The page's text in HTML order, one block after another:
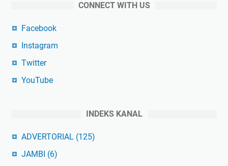
CONNECT WITH US
Facebook
Instagram
Twitter
YouTube
INDEKS KANAL
ADVERTORIAL (125)
JAMBI (6)